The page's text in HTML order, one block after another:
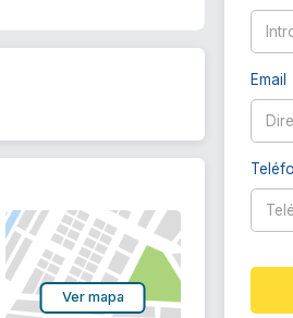
Ver mapa
Email